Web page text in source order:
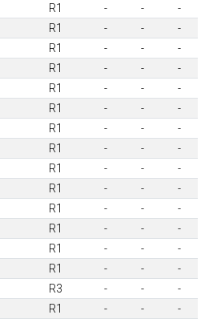
R1 - -
-
R1 - -
-
R1 - -
-
R1 - -
-
R1 - -
-
R1 - -
-
R1 - -
-
R1 - -
-
R1 - -
-
R1 - -
-
R1 - -
-
R1 - -
-
R1 - -
-
R1 - -
-
R3 - -
-
R1 - -
-